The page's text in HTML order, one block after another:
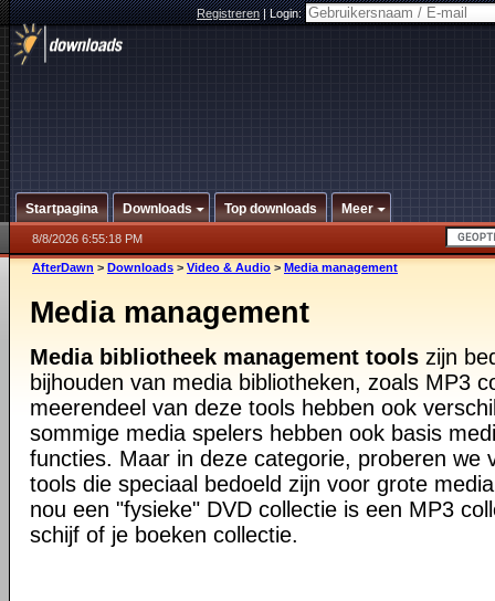
Registreren|Login:
Startpagina Downloads Top downloads Meer
8/8/2026 6:55:18 PM
AfterDawn > Downloads > Video & Audio > Media management
Media management
Media bibliotheek management tools zijn
bijhouden van media bibliotheken, zoals MP3
meerendeel van deze tools hebben ook
sommige media spelers hebben ook basis
functies. Maar in deze categorie, proberen we
tools die speciaal bedoeld zijn voor grote
nou een "fysieke" DVD collectie is een MP3
schijf of je boeken collectie.